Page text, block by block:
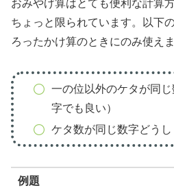
おみやげ算はとても便利な計算
ちょっと限られています。以下
ろったかけ算のときにのみ使えま
一の位以外のケタが同
字でも良い）
ケタ数が同じ数字どうし
例題